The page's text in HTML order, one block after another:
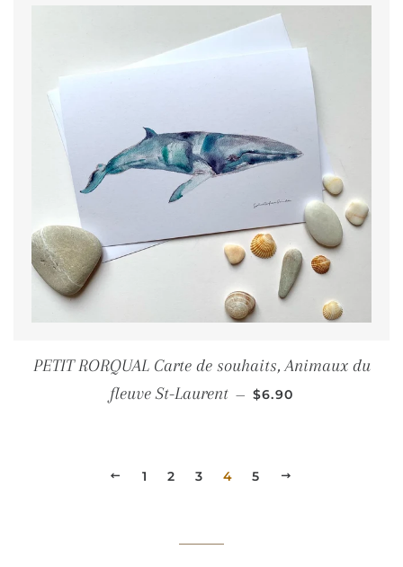
PETIT RORQUAL Carte de souhaits, Animaux du
fleuve St-Laurent — PRIX RÉGULIER
$6.90
PRÉCÉDENT
1 2 3 4 5